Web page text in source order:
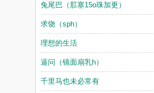
兔尾巴（肛塞15o珠加更）
求饶（sph）
理想的生活
逼问（镜面扇乳h）
千里马也未必常有